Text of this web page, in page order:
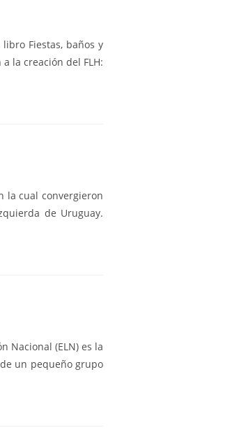
Fiestas, baños y
la creación del FLH:
la cual convergieron
de Uruguay.
Nacional (ELN) es la
un pequeño grupo